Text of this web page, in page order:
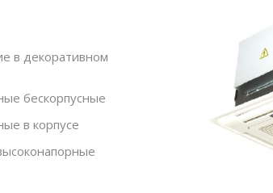
в декоративном
бескорпусные
в корпусе